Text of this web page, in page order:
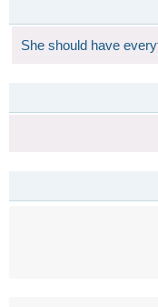
She should have